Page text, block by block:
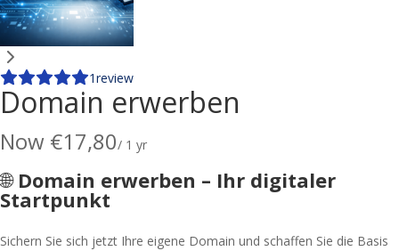
1review
Domain erwerben
Now €17,80/ 1 yr
🌐 Domain erwerben – Ihr digitaler
Startpunkt
Sichern Sie sich jetzt Ihre eigene Domain und schaffen Sie die Basis